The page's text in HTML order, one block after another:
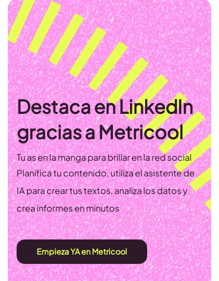
Destaca en LinkedIn
gracias a Metricool
Tu as en la manga para brillar en la red social
Planifica tu contenido, utiliza el asistente de
IA para crear tus textos, analiza los datos y
crea informes en minutos
Empieza YA en Metricool